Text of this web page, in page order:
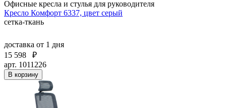
Офисные кресла и стулья для руководителя
Кресло Комфорт 6337, цвет серый
сетка-ткань
доставка от 1 дня
15 598
₽
арт. 1011226
В корзину